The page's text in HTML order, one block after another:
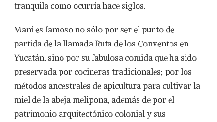
tranquila como ocurría hace siglos.
Maní es famoso no sólo por ser el punto de
partida de la llamadaRuta de los Conventos en
Yucatán, sino por su fabulosa comida que ha sido
preservada por cocineras tradicionales; por los
métodos ancestrales de apicultura para cultivar la
miel de la abeja melipona, además de por el
patrimonio arquitectónico colonial y sus